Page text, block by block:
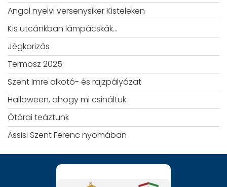
Angol nyelvi versenysiker Kisteleken
Kis utcánkban lámpácskák…
Jégkorizás
Termosz 2025
Szent Imre alkotó- és rajzpályázat
Halloween, ahogy mi csináltuk
Ötórai teáztunk
Assisi Szent Ferenc nyomában